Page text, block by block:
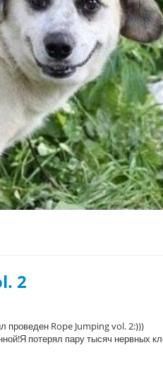
2
проведен Rope Jumping vol. 2:)))
потерял пару тысяч нервных